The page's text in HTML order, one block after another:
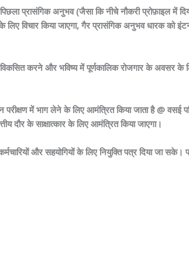
पिछला प्रासंगिक अनुभव (जैसा कि नीचे नौकरी प्रोफ़ाइल में
विचार किया जाएगा, गैर प्रासंगिक अनुभव धारक को
करने और भविष्य में पूर्णकालिक रोजगार के अवसर के
में भाग लेने के लिए आमंत्रित किया जाता है @ वसई
दौर के साक्षात्कार के लिए आमंत्रित किया जाएगा।
और सहयोगियों के लिए नियुक्ति पत्र दिया जा सके।